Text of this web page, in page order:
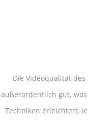
Die Videoqualität
außerordentlich gut,
Techniken erleichtert.